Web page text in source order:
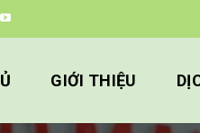
GIỚI THIỆU